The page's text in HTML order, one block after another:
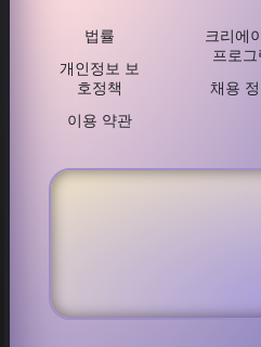
법률
개인정보 보
호정책
이용 약관
크리에
프로그
채용